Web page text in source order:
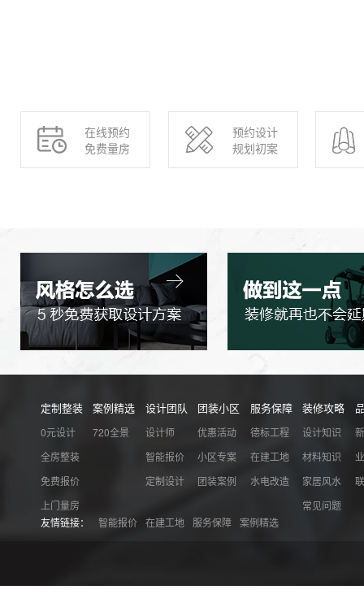
在线预约
免费量房
预约设计
规划初案
定制整装
0元设计
全房整装
免费报价
上门量房
案例精选
720全景
设计团队
设计师
智能报价
定制设计
团装小区
优惠活动
小区专案
团装案例
服务保障
德标工程
在建工地
水电改造
装修攻略
设计知识
材料知识
家居风水
常见问题
友情链接： 智能报价 在建工地 服务保障 案例精选